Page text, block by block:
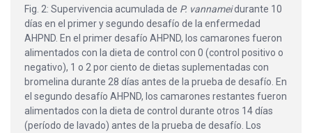
Fig. 2: Supervivencia acumulada de P. vannameidurante 10
días en el primer y segundo desafío de la enfermedad
AHPND. En el primer desafío AHPND, los camarones fueron
alimentados con la dieta de control con 0 (control positivo o
negativo), 1 o 2 por ciento de dietas suplementadas con
bromelina durante 28 días antes de la prueba de desafío. En
el segundo desafío AHPND, los camarones restantes fueron
alimentados con la dieta de control durante otros 14 días
(período de lavado) antes de la prueba de desafío. Los